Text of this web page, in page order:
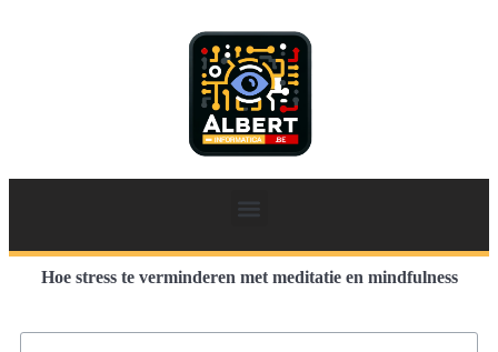
Hoe stress te verminderen met meditatie en mindfulness